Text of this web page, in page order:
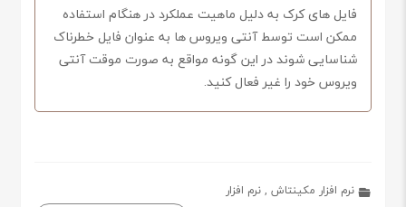
فایل های کرک به دلیل ماهیت عملکرد در هنگام استفاده
ممکن است توسط آنتی ویروس ها به عنوان فایل خطرناک
شناسایی شوند در این گونه مواقع به صورت موقت آنتی
ویروس خود را غیر فعال کنید.
نرم افزار مکینتاش ,نرم افزار